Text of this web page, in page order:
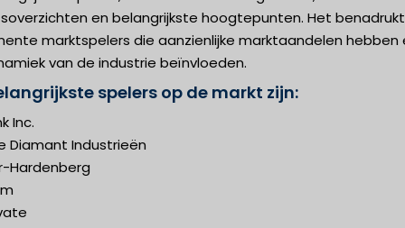
en belangrijkste hoogtepunten. Het
marktspelers die aanzienlijke marktaandelen hebben
van de industrie beïnvloeden.
spelers op de markt zijn:
Inc.
Diamant Industrieën
Hardenberg